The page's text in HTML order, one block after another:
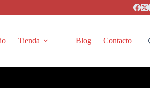
Tienda Blog Contacto